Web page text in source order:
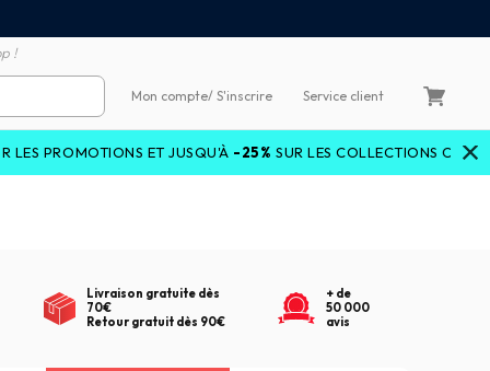
!
Mon compte/ S'inscrire Service client
ET JUSQU'À-25%SUR LES COLLECTIONS COURANTES AVEC
Livraison gratuite dès
70€
Retour gratuit dès 90€
+ de
50 000
avis